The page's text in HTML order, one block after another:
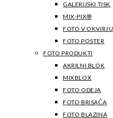
GALERIJSKI TISK
MIX-PIX®
FOTO V OKVIRJU
FOTO POSTER
FOTO PRODUKTI
AKRILNI BLOK
MIXBLOX
FOTO ODEJA
FOTO BRISAČA
FOTO BLAZINA